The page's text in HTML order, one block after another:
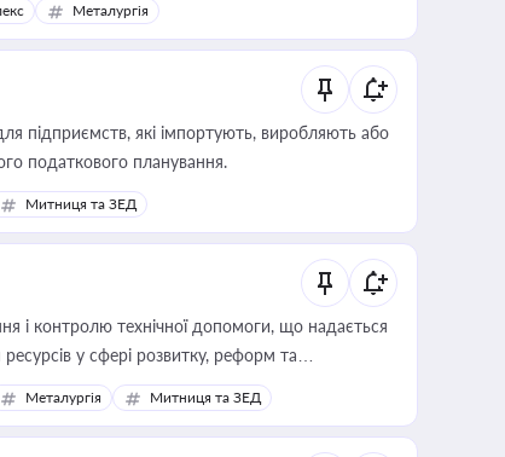
Металургія
підприємств, які імпортують, виробляють або
податкового планування.
Митниця та ЗЕД
і контролю технічної допомоги, що надається
у сфері розвитку, реформ та
Металургія Митниця та ЗЕД